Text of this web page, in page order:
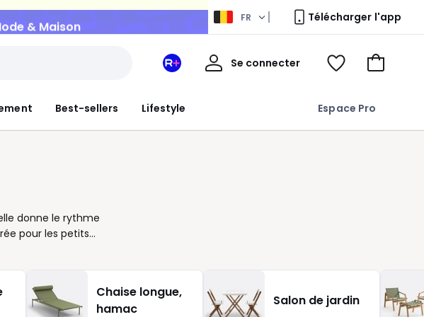
FR Télécharger l'app
Best-sellers Lifestyle Espace Pro
Mon
Redoute
Se connecter
Mon
Voir
Aller
donne le rythme
pour les petits
choisir selon
pensez au nombre
petite table suffit
des tables
Chaise longue,
hamac
Salon de jardin